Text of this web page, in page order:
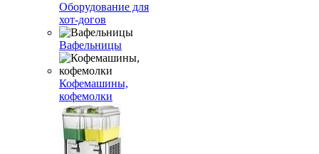
Оборудование для
хот-догов
Вафельницы
Кофемашины,
кофемолки